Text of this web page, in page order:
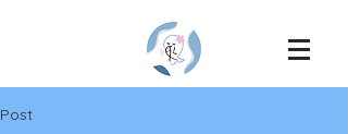
Post